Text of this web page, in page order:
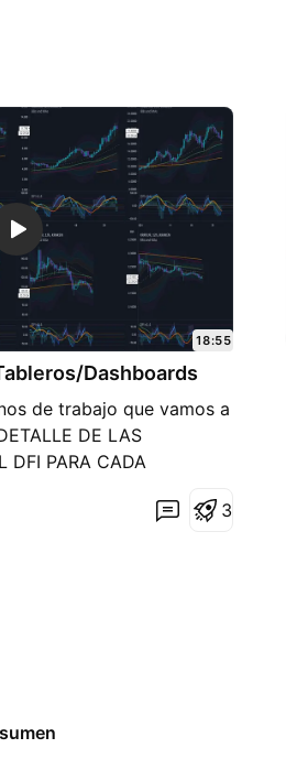
Dashboards
de trabajo que vamos a
DE LAS
DFI PARA CADA
(para todas las vistas!) 3
18:55
3